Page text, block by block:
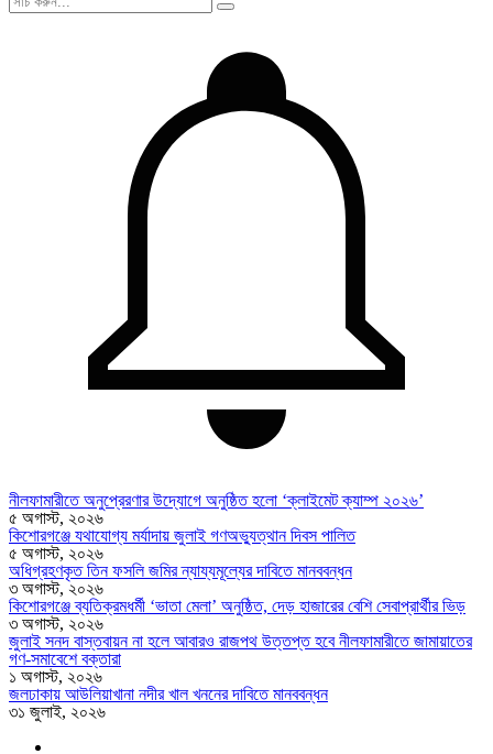
নীলফামারীতে অনুপ্রেরণার উদ্যোগে অনুষ্ঠিত হলো ‘ক্লাইমেট ক্যাম্প ২০২৬’
৫ অগাস্ট, ২০২৬
কিশোরগঞ্জে যথাযোগ্য মর্যাদায় জুলাই গণঅভ্যুত্থান দিবস পালিত
৫ অগাস্ট, ২০২৬
অধিগ্রহণকৃত তিন ফসলি জমির ন্যায্যমূল্যের দাবিতে মানববন্ধন
৩ অগাস্ট, ২০২৬
কিশোরগঞ্জে ব্যতিক্রমধর্মী ‘ভাতা মেলা’ অনুষ্ঠিত, দেড় হাজারের বেশি সেবাপ্রার্থীর ভিড়
৩ অগাস্ট, ২০২৬
জুলাই সনদ বাস্তবায়ন না হলে আবারও রাজপথ উত্তপ্ত হবে নীলফামারীতে জামায়াতের
গণ-সমাবেশে বক্তারা
১ অগাস্ট, ২০২৬
জলঢাকায় আউলিয়াখানা নদীর খাল খননের দাবিতে মানববন্ধন
৩১ জুলাই, ২০২৬